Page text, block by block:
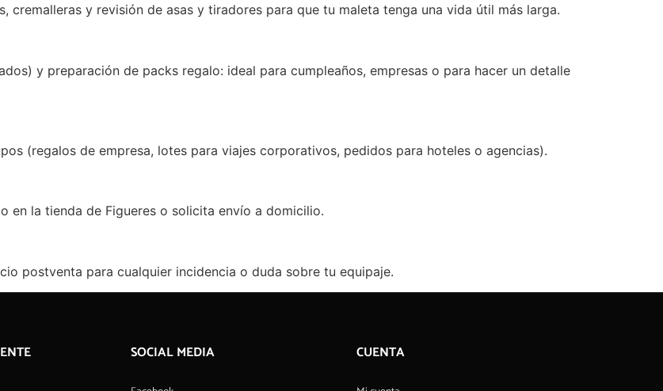
cremalleras y revisión de asas y tiradores para que tu maleta tenga una vida útil más larga.
y preparación de packs regalo: ideal para cumpleaños, empresas o para hacer un detalle
(regalos de empresa, lotes para viajes corporativos, pedidos para hoteles o agencias).
en la tienda de Figueres o solicita envío a domicilio.
postventa para cualquier incidencia o duda sobre tu equipaje.
SOCIAL MEDIA CUENTA